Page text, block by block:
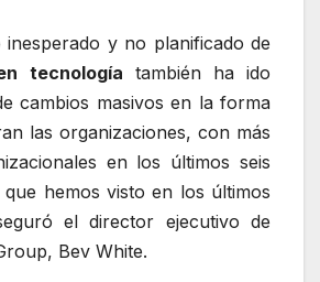
inesperado y no planificado de
tecnología también ha ido
cambios masivos en la forma
las organizaciones, con más
en los últimos seis
que hemos visto en los últimos
el director ejecutivo de
Bev White.